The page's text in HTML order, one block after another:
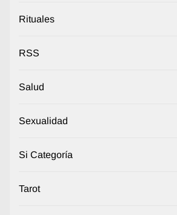
Rituales
RSS
Salud
Sexualidad
Si Categoría
Tarot